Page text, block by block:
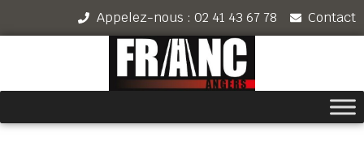
Appelez-nous : 02 41 43 67 78 Contact